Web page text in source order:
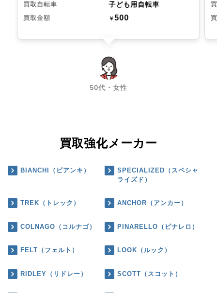
買取自転車 子ども用自転車
買取金額 ￥500
50代・女性
chevron_left chevron_right
買取強化メーカー
BIANCHI（ビアンキ）
SPECIALIZED（スペシャ
ライズド）
TREK（トレック） ANCHOR（アンカー）
COLNAGO（コルナゴ） PINARELLO（ピナレロ）
FELT（フェルト） LOOK（ルック）
RIDLEY（リドレー） SCOTT（スコット）